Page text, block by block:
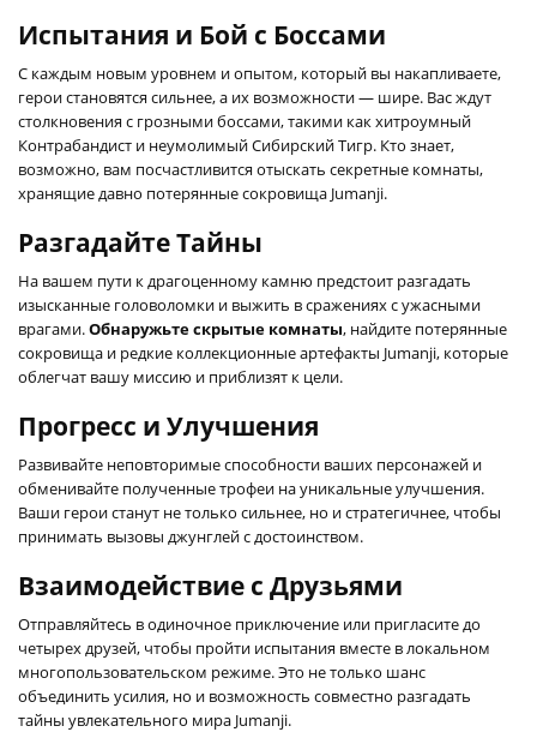
Испытания и Бой с Боссами
С каждым новым уровнем и опытом, который вы накапливаете,
герои становятся сильнее, а их возможности — шире. Вас ждут
столкновения с грозными боссами, такими как хитроумный
Контрабандист и неумолимый Сибирский Тигр. Кто знает,
возможно, вам посчастливится отыскать секретные комнаты,
хранящие давно потерянные сокровища Jumanji.
Разгадайте Тайны
На вашем пути к драгоценному камню предстоит разгадать
изысканные головоломки и выжить в сражениях с ужасными
врагами.Обнаружьте скрытые комнаты, найдите потерянные
сокровища и редкие коллекционные артефакты Jumanji, которые
облегчат вашу миссию и приблизят к цели.
Прогресс и Улучшения
Развивайте неповторимые способности ваших персонажей и
обменивайте полученные трофеи на уникальные улучшения.
Ваши герои станут не только сильнее, но и стратегичнее, чтобы
принимать вызовы джунглей с достоинством.
Взаимодействие с Друзьями
Отправляйтесь в одиночное приключение или пригласите до
четырех друзей, чтобы пройти испытания вместе в локальном
многопользовательском режиме. Это не только шанс
объединить усилия, но и возможность совместно разгадать
тайны увлекательного мира Jumanji.